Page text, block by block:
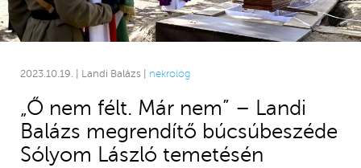
2023.10.19. | Landi Balázs | nekrológ
„Ő nem félt. Már nem” – Landi
Balázs megrendítő búcsúbeszéde
Sólyom László temetésén